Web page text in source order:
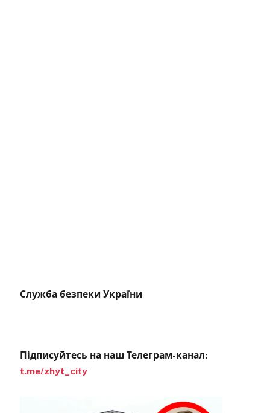
Служба безпеки України
Підписуйтесь на наш Телеграм-канал:
t.me/zhyt_city